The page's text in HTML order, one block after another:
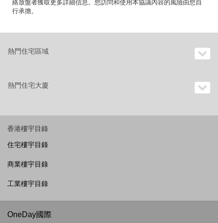
絡放盤者獲取更多詳細信息。您訪問和使用本協議內容的風險由您自
行承擔。
熱門住宅區域
熱門住宅大廈
香港樓宇目錄
住宅樓宇目錄
商業樓宇目錄
工業樓宇目錄
OneDay國際